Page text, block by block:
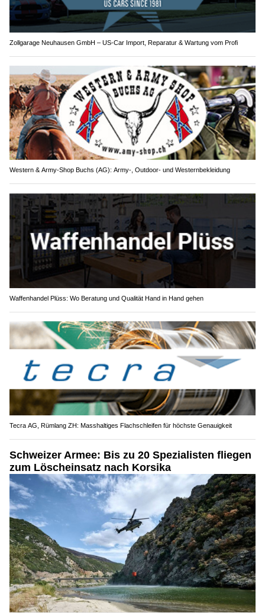
Zollgarage Neuhausen GmbH – US-Car Import, Reparatur & Wartung vom Profi
Western & Army-Shop Buchs (AG): Army-, Outdoor- und Westernbekleidung
Waffenhandel Plüss: Wo Beratung und Qualität Hand in Hand gehen
Tecra AG, Rümlang ZH: Masshaltiges Flachschleifen für höchste Genauigkeit
Schweizer Armee: Bis zu 20 Spezialisten fliegen
zum Löscheinsatz nach Korsika